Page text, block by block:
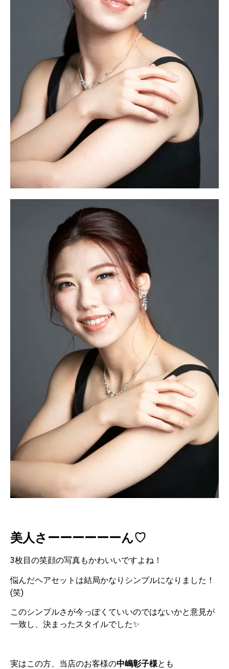
美人さーーーーーーん♡
3枚目の笑顔の写真もかわいいですよね！
悩んだヘアセットは結局かなりシンプルになりました！
(笑)
このシンプルさが今っぽくていいのではないかと意見が
一致し、決まったスタイルでした✨
実はこの方、当店のお客様の中嶋彰子様とも